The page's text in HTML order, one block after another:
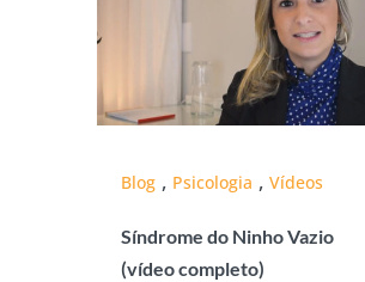
Blog , Psicologia , Vídeos
Síndrome do Ninho Vazio
(vídeo completo)